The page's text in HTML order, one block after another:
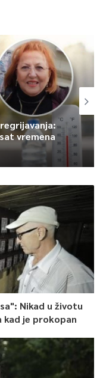
vremena
Nikad u životu
kad je prokopan